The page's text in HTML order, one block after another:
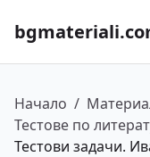
Начало /
Тестове по
Тестови задачи.